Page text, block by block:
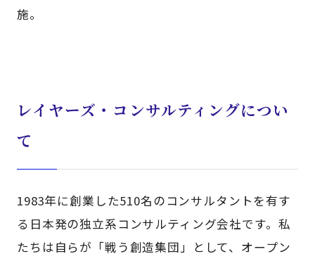
施。
レイヤーズ・コンサルティングについ
て
1983年に創業した510名のコンサルタントを有す
る日本発の独立系コンサルティング会社です。私
たちは自らが「戦う創造集団」として、オープン